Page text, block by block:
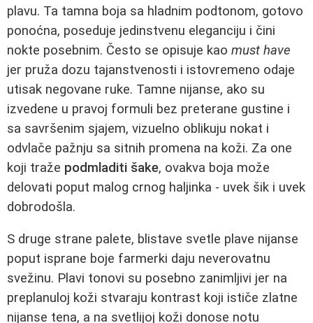
plavu. Ta tamna boja sa hladnim podtonom, gotovo
ponoćna, poseduje jedinstvenu eleganciju i čini
nokte posebnim. Često se opisuje kao must have
jer pruža dozu tajanstvenosti i istovremeno odaje
utisak negovane ruke. Tamne nijanse, ako su
izvedene u pravoj formuli bez preterane gustine i
sa savršenim sjajem, vizuelno oblikuju nokat i
odvlače pažnju sa sitnih promena na koži. Za one
koji traže podmladiti šake, ovakva boja može
delovati poput malog crnog haljinka - uvek šik i uvek
dobrodošla.
S druge strane palete, blistave svetle plave nijanse
poput isprane boje farmerki daju neverovatnu
svežinu. Plavi tonovi su posebno zanimljivi jer na
preplanuloj koži stvaraju kontrast koji ističe zlatne
nijanse tena, a na svetlijoj koži donose notu